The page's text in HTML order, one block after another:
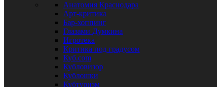
Анатомия Краснодара
Арт-критика
Бар-хоппинг
Глазами Думкина
Игротека
Критика под градусом
Куб.com
Кубловизор
Кублошки
Кубтуризм